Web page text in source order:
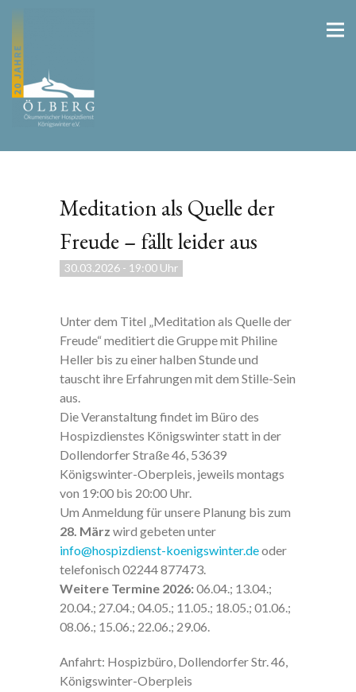
Meditation als Quelle der
Freude – fällt leider aus
30.03.2026- 19:00 Uhr
Unter dem Titel „Meditation als Quelle der
Freude“ meditiert die Gruppe mit Philine
Heller bis zu einer halben Stunde und
tauscht ihre Erfahrungen mit dem Stille-Sein
aus.
Die Veranstaltung findet im Büro des
Hospizdienstes Königswinter statt in der
Dollendorfer Straße 46, 53639
Königswinter-Oberpleis, jeweils montags
von 19:00 bis 20:00 Uhr.
Um Anmeldung für unsere Planung bis zum
28. März wird gebeten unter
info@hospizdienst-koenigswinter.deoder
telefonisch 02244 877473.
Weitere Termine 2026:06.04.; 13.04.;
20.04.; 27.04.; 04.05.; 11.05.; 18.05.; 01.06.;
08.06.; 15.06.; 22.06.; 29.06.
Anfahrt: Hospizbüro, Dollendorfer Str. 46,
Königswinter-Oberpleis